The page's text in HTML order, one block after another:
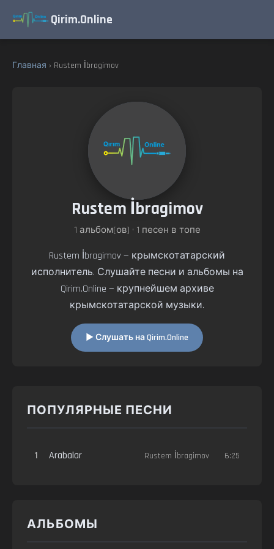
Qirim.Online
Главная › Rustem İbragimov
Rustem İbragimov
1 альбом(ов) • 1 песен в топе
Rustem İbragimov — крымскотатарский
исполнитель. Слушайте песни и альбомы на
Qirim.Online — крупнейшем архиве
крымскотатарской музыки.
▶ Слушать на Qirim.Online
ПОПУЛЯРНЫЕ ПЕСНИ
1 Arabalar Rustem İbragimov 6:25
АЛЬБОМЫ